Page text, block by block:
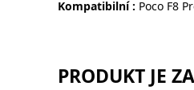
Kompatibilní : Poco F8
PRODUKT JE